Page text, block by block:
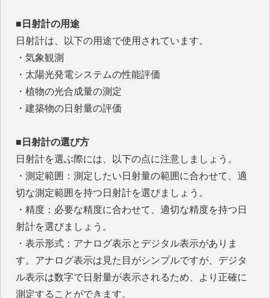
■日射計の用途
日射計は、以下の用途で使用されています。
・気象観測
・太陽光発電システムの性能評価
・植物の光合成量の測定
・建築物の日射量の評価
■日射計の選び方
日射計を選ぶ際には、以下の点に注意しましょう。
・測定範囲：測定したい日射量の範囲に合わせて、適
切な測定範囲を持つ日射計を選びましょう。
・精度：必要な精度に合わせて、適切な精度を持つ日
射計を選びましょう。
・表示形式：アナログ表示とデジタル表示がありま
す。アナログ表示は見た目がシンプルですが、デジタ
ル表示は数字で日射量が表示されるため、より正確に
測定することができます。